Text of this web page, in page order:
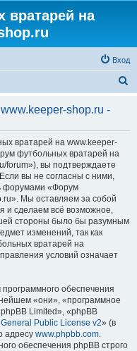
на
Вход
с
shop.ru -
вратарей на www.keeper-
футбольных вратарей на
forum»), вы подтверждаете
вы не согласны с ними,
форумами «Форум
Мы оставляем за собой
и сделаем всё возможное,
стороны было бы разумным
изменений, так как
вратарей на
условий означает
обеспечения
«они», «программное
Limited», «phpBB
Public License v2» (в
адресу www.phpbb.com.
обеспечения phpBB строго